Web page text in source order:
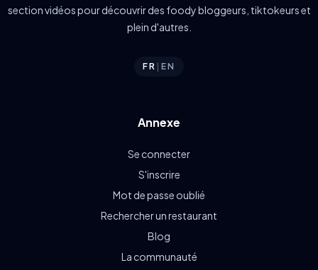
section vidéos pour découvrir des foody bloggeurs, tiktokeurs et
plein d'autres.
FR |EN
Annexe
Se connecter
S'inscrire
Mot de passe oublié
Rechercher un restaurant
Blog
La communauté